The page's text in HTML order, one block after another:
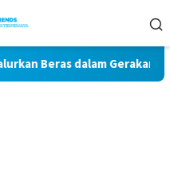
dalam Gerakan Pangan